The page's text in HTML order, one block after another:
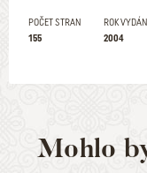
POČET STRAN
155
ROK
2004
Mohlo